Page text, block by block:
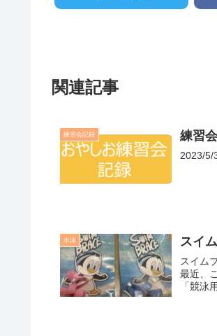
関連記事
練習会記録 練習
水泳 スイ
スイムブレースについて スト
最近、こ